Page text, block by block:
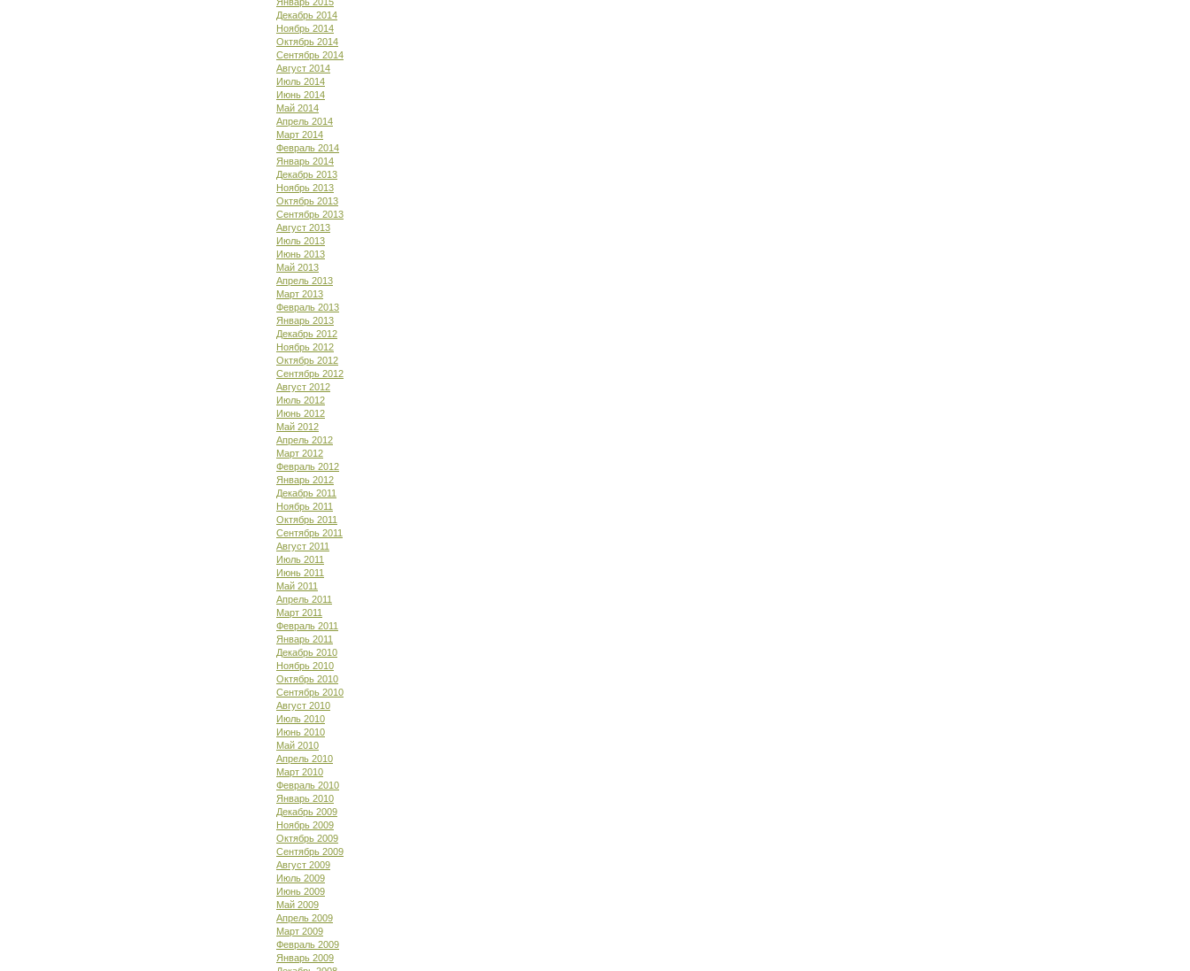
Декабрь 2014
Ноябрь 2014
Октябрь 2014
Сентябрь 2014
Август 2014
Июль 2014
Июнь 2014
Май 2014
Апрель 2014
Март 2014
Февраль 2014
Январь 2014
Декабрь 2013
Ноябрь 2013
Октябрь 2013
Сентябрь 2013
Август 2013
Июль 2013
Июнь 2013
Май 2013
Апрель 2013
Март 2013
Февраль 2013
Январь 2013
Декабрь 2012
Ноябрь 2012
Октябрь 2012
Сентябрь 2012
Август 2012
Июль 2012
Июнь 2012
Май 2012
Апрель 2012
Март 2012
Февраль 2012
Январь 2012
Декабрь 2011
Ноябрь 2011
Октябрь 2011
Сентябрь 2011
Август 2011
Июль 2011
Июнь 2011
Май 2011
Апрель 2011
Март 2011
Февраль 2011
Январь 2011
Декабрь 2010
Ноябрь 2010
Октябрь 2010
Сентябрь 2010
Август 2010
Июль 2010
Июнь 2010
Май 2010
Апрель 2010
Март 2010
Февраль 2010
Январь 2010
Декабрь 2009
Ноябрь 2009
Октябрь 2009
Сентябрь 2009
Август 2009
Июль 2009
Июнь 2009
Май 2009
Апрель 2009
Март 2009
Февраль 2009
Январь 2009